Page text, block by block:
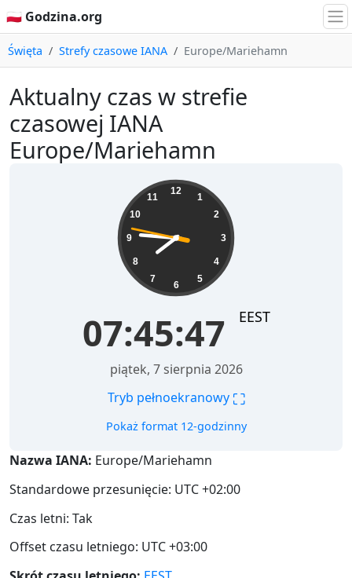
🇵🇱 Godzina.org
Święta Strefy czasowe IANA Europe/Mariehamn
Aktualny czas w strefie
czasowej IANA
Europe/Mariehamn
12
1
2
3
4
5
6
7
8
9
10
11
07:45:47 EEST
piątek, 7 sierpnia 2026
Tryb pełnoekranowy ⛶
Pokaż format 12-godzinny
Nazwa IANA: Europe/Mariehamn
Standardowe przesunięcie: UTC +02:00
Czas letni: Tak
Offset czasu letniego: UTC +03:00